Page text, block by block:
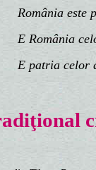
România este
E România
E patria celor